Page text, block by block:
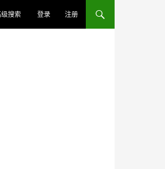
搜索 登录 注册